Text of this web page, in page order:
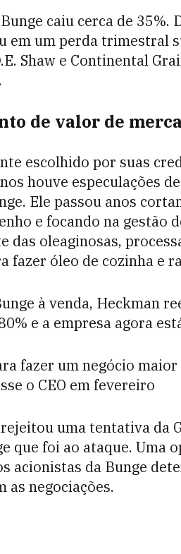
caiu cerca de
em um perda trimestral
Shaw e Continental
de valor de
escolhido por suas
houve especulações
Ele passou anos
e focando na gestão
das oleaginosas,
fazer óleo de cozinha e
à venda, Heckman
e a empresa agora
fazer um negócio
o CEO em fevereiro
uma tentativa da
que foi ao ataque. Uma
acionistas da Bunge
as negociações.